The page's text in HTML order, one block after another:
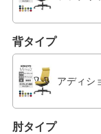
背タイプ
アディシ
肘タイプ